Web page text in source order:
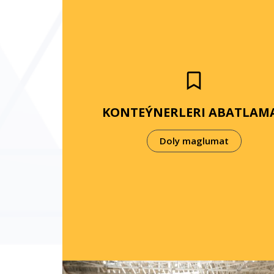
KONTEÝNERLERI
Doly maglumat